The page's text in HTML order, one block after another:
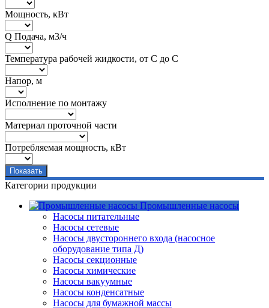
Мощность, кВт
Q Подача, м3/ч
Температура рабочей жидкости, от С до С
Напор, м
Исполнение по монтажу
Материал проточной части
Потребляемая мощность, кВт
Категории продукции
Промышленные насосы
Насосы питательные
Насосы сетевые
Насосы двустороннего входа (насосное
оборудование типа Д)
Насосы секционные
Насосы химические
Насосы вакуумные
Насосы конденсатные
Насосы для бумажной массы